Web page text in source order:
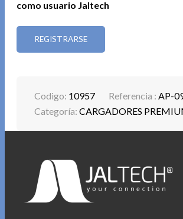
como usuario Jaltech
REGISTRARSE
Codigo: 10957 Referencia :AP-
Categoría:CARGADORES